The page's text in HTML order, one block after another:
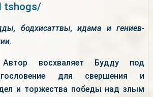
tshogs/
бодхисаттвы, идама и гениев-
восхваляет Будду под
для свершения и
и торжества победы над злым